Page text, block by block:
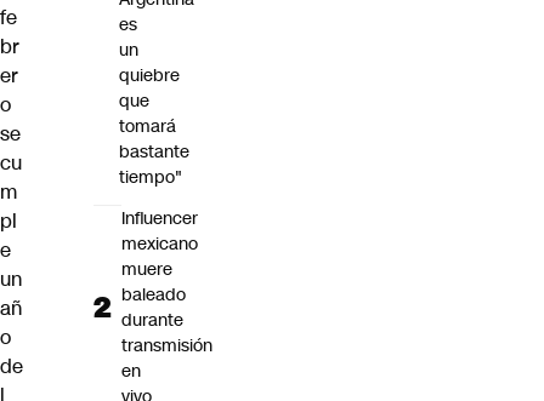
fe
br
er
o
se
cu
m
pl
e
un
añ
o
de
es
un
quiebre
que
tomará
bastante
tiempo"
Influencer
mexicano
muere
baleado
durante
transmisión
en
vivo